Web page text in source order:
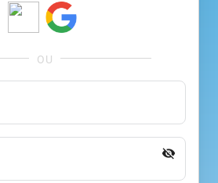
visibility_off